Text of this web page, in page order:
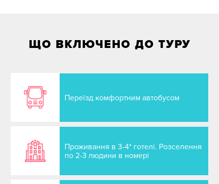
ЩО ВКЛЮЧЕНО ДО ТУРУ
Переїзд комфортним автобусом
Проживання в 3-4* готелі. Розселення
по 2-3 людини в номері